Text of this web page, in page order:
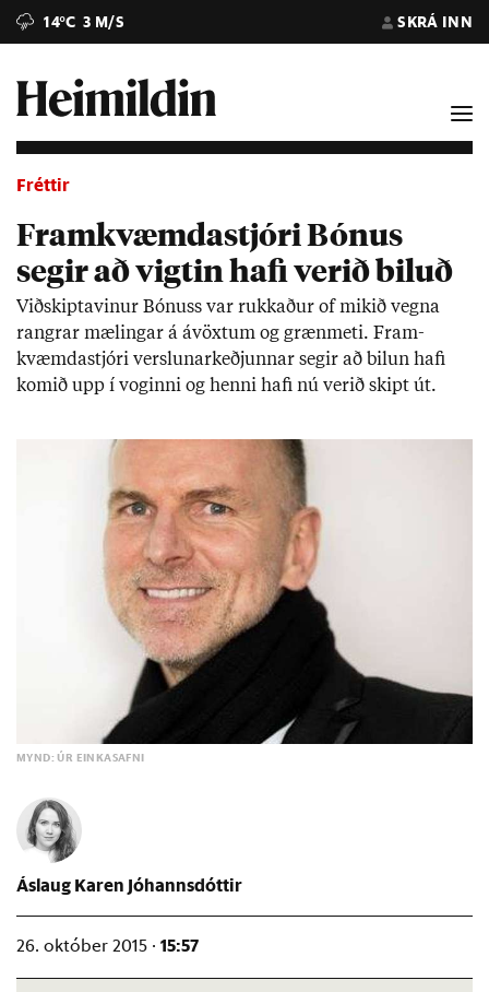
14°C 3 M/S SKRÁ INN
Fréttir
Framkvæmdastjóri Bónus
segir að vigtin hafi verið biluð
Við­skipta­vin­ur Bón­uss var rukk­að­ur of mik­ið vegna
rangr­ar mæl­ing­ar á ávöxt­um og græn­meti. Fram­
kvæmda­stjóri versl­un­ar­keðj­unn­ar seg­ir að bil­un hafi
kom­ið upp í vog­inni og henni hafi nú ver­ið skipt út.
MYND: ÚR EINKASAFNI
Áslaug Karen Jóhannsdóttir
26. október 2015 · 15:57